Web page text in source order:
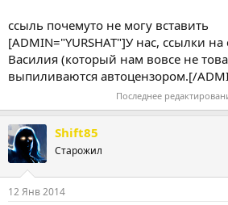
ссыль почемуто не могу вставить
[ADMIN="YURSHAT"]У нас, ссылки
Василия (который нам вовсе не
выпиливаются автоцензором.[/
Последнее
Shift85
Старожил
12 Янв 2014